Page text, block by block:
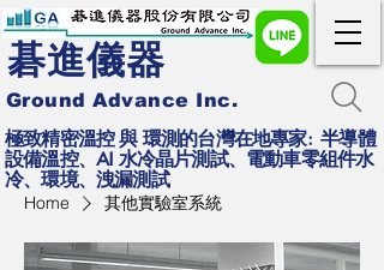
碁進儀器
極致精密溫控 與 環測的台灣在地專家: 半導體
設備溫控、AI 水冷晶片測試、電動車零組件水
冷、環境、洩漏測試
Ground Advance Inc.
Home 其他實驗室系統